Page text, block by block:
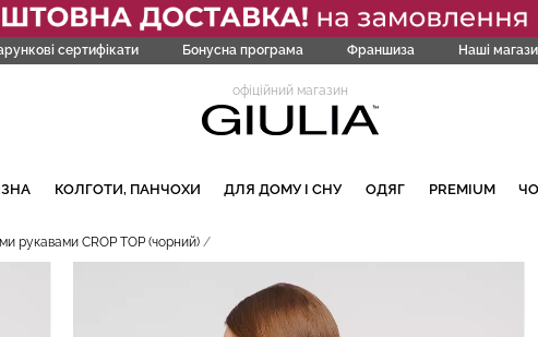
сертифікати Бонусна програма Франшиза Наші
офіційний магазин
КОЛГОТИ, ПАНЧОХИ ДЛЯ ДОМУ І СНУ ОДЯГ PREMIUM
рукавами CROP TOP (чорний)